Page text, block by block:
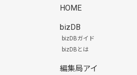
HOME
bizDB
bizDBガイド
bizDBとは
編集局アイ